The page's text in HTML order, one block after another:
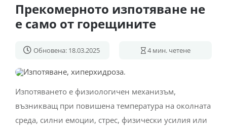
Прекомерното изпотяване не
е само от горещините
Обновена: 18.03.2025 4 мин. четене
Изпотяването е физиологичен механизъм,
възникващ при повишена температура на околната
среда, силни емоции, стрес, физически усилия или